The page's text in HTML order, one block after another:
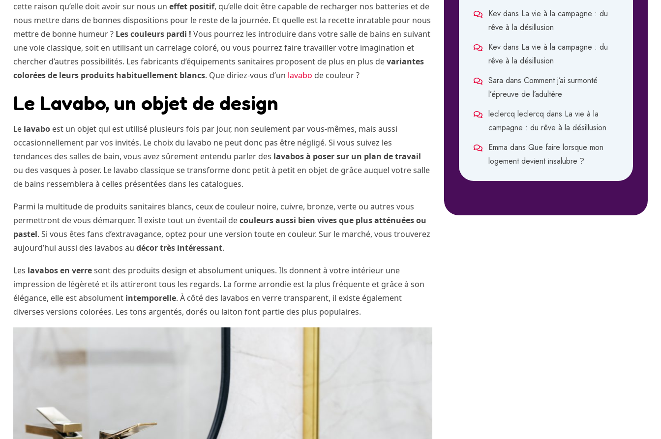
cette raison qu’elle doit avoir sur nous un effet positif, qu’elle doit être capable de recharger nos batteries et de
nous mettre dans de bonnes dispositions pour le reste de la journée. Et quelle est la recette inratable pour nous
mettre de bonne humeur ? Les couleurs pardi ! Vous pourrez les introduire dans votre salle de bains en suivant
une voie classique, soit en utilisant un carrelage coloré, ou vous pourrez faire travailler votre imagination et
chercher d’autres possibilités. Les fabricants d’équipements sanitaires proposent de plus en plus devariantes
colorées de leurs produits habituellement blancs. Que diriez-vous d’un lavabo de couleur ?
Le Lavabo, un objet de design
Le lavabo est un objet qui est utilisé plusieurs fois par jour, non seulement par vous-mêmes, mais aussi
occasionnellement par vos invités. Le choix du lavabo ne peut donc pas être négligé. Si vous suivez les
tendances des salles de bain, vous avez sûrement entendu parler des lavabos à poser sur un plan de travail
ou des vasques à poser. Le lavabo classique se transforme donc petit à petit en objet de grâce auquel votre salle
de bains ressemblera à celles présentées dans les catalogues.
Parmi la multitude de produits sanitaires blancs, ceux de couleur noire, cuivre, bronze, verte ou autres vous
permettront de vous démarquer. Il existe tout un éventail decouleurs aussi bien vives que plus atténuées ou
pastel. Si vous êtes fans d’extravagance, optez pour une version toute en couleur. Sur le marché, vous trouverez
aujourd’hui aussi des lavabos au décor très intéressant.
Les lavabos en verresont des produits design et absolument uniques. Ils donnent à votre intérieur une
impression de légèreté et ils attireront tous les regards. La forme arrondie est la plus fréquente et grâce à son
élégance, elle est absolument intemporelle. À côté des lavabos en verre transparent, il existe également
diverses versions colorées. Les tons argentés, dorés ou laiton font partie des plus populaires.
Kev dans La vie à la campagne : du
rêve à la désillusion
Kev dans La vie à la campagne : du
rêve à la désillusion
Sara dans Comment j’ai surmonté
l’épreuve de l’adultère
leclercq leclercq dans La vie à la
campagne : du rêve à la désillusion
Emma dans Que faire lorsque mon
logement devient insalubre ?